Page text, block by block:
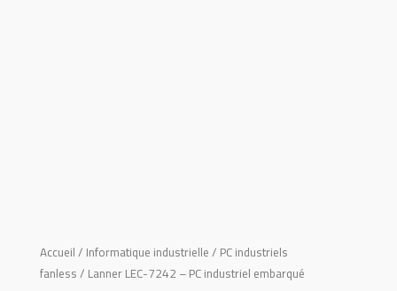
Accueil / Informatique industrielle / PC industriels
fanless / Lanner LEC-7242 – PC industriel embarqué